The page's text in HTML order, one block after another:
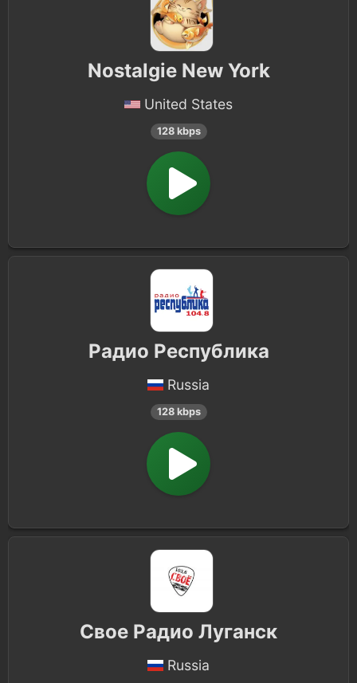
Nostalgie New York
United States
128 kbps
Радио Республика
Russia
128 kbps
Свое Радио Луганск
Russia